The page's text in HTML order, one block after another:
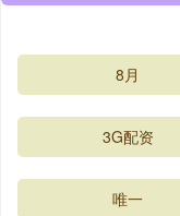
8月
3G配资
唯一